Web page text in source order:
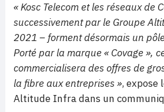
« Kosc Telecom et les réseaux de
successivement par le Groupe
2021 – forment désormais un
Porté par la marque « Covage »,
commercialisera des offres de
la fibre aux entreprises », expose
Altitude Infra dans un